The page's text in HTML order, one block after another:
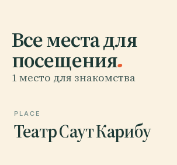
Все места для
посещения.
1 место для знакомства
PLACE
Театр Саут Карибу